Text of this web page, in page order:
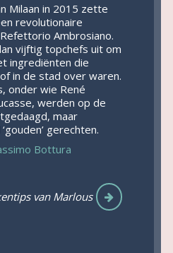
Milaan in 2015 zette
revolutionaire
Ambrosiano.
vijftig topchefs uit om
ingrediënten die
in de stad over waren.
onder wie René
werden op de
maar
gerechten.
Bottura
van Marlous